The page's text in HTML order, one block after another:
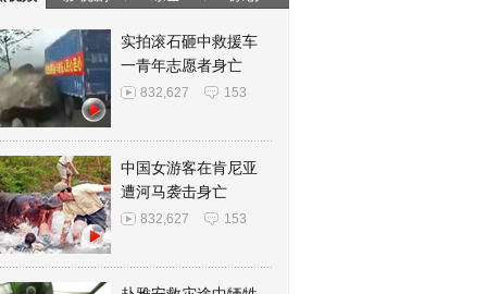
实拍滚石砸中救援车
一青年志愿者身亡
832,627 153
中国女游客在肯尼亚
遭河马袭击身亡
832,627 153